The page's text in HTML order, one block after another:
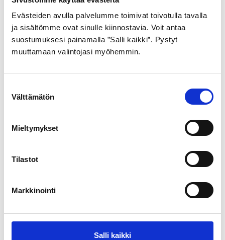
Evästeiden avulla palvelumme toimivat toivotulla tavalla
ja sisältömme ovat sinulle kiinnostavia. Voit antaa
suostumuksesi painamalla ”Salli kaikki”. Pystyt
muuttamaan valintojasi myöhemmin.
valinta
Välttämätön
Mieltymykset
Tilastot
Markkinointi
Salli kaikki
Färskvatten